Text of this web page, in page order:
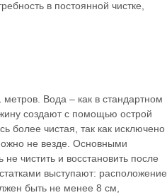
в постоянной чистке,
Вода – как в стандартном
создают с помощью острой
более чистая, так как исключено
не везде. Основными
чистить и восстановить после
выступают: расположение
быть не менее 8 см,